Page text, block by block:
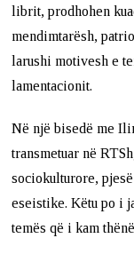
librit, prodhohen
mendimtarësh,
larushi motivesh e
lamentacionit.
Në një bisedë me
transmetuar në
sociokulturore,
eseistike. Këtu po i
temës që i kam